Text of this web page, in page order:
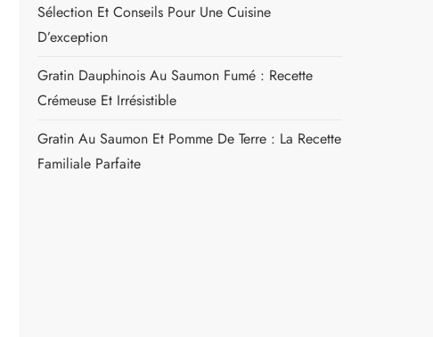
Sélection Et Conseils Pour Une Cuisine
D’exception
Gratin Dauphinois Au Saumon Fumé : Recette
Crémeuse Et Irrésistible
Gratin Au Saumon Et Pomme De Terre : La Recette
Familiale Parfaite